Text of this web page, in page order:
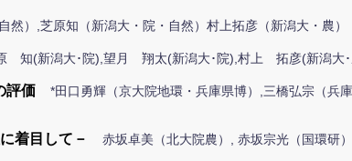
然）,芝原知（新潟大・院・自然）村上拓彦（新潟大・農）
知(新潟大･院),望月 翔太(新潟大･院),村上 拓彦(新潟大
評価
*田口勇輝（京大院地環・兵庫県博）,三橋弘宗（兵
着目して－ 赤坂卓美（北大院農）, 赤坂宗光（国環研